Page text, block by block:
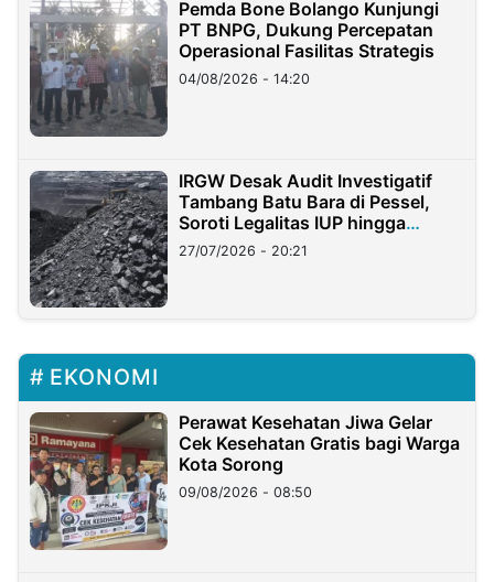
Pemda Bone Bolango Kunjungi
PT BNPG, Dukung Percepatan
Operasional Fasilitas Strategis
04/08/2026 - 14:20
IRGW Desak Audit Investigatif
Tambang Batu Bara di Pessel,
Soroti Legalitas IUP hingga
Stockpile
27/07/2026 - 20:21
EKONOMI
Perawat Kesehatan Jiwa Gelar
Cek Kesehatan Gratis bagi Warga
Kota Sorong
09/08/2026 - 08:50